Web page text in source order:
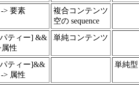
> 要素
複合コンテンツ
空の sequence
ティー] &&
性
単純コンテンツ
ティー]&&
> 属性
単純型